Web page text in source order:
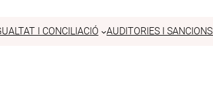
I CONCILIACIÓ AUDITORIES I SANCIONS